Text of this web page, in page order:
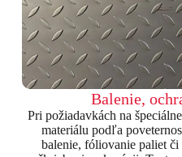
Balenie,
Pri požiadavkách na
materiálu podľa
balenie, fóliovanie paliet